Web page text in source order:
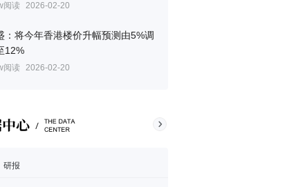
阅读 2026-02-20
：将今年香港楼价升幅预测由5%调
12%
阅读 2026-02-20
研报